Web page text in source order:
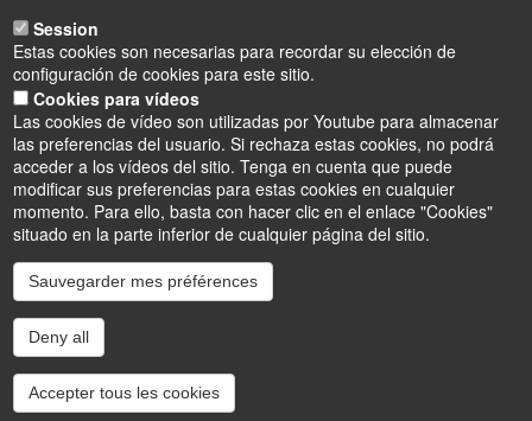
Adresse postale
IUT d'Orléans
rue d'Amboise
45067 Orléans Cedex 2 - France
InstagramLinkedInYoutube
Accessibilité : partiellement conforme
Cookies
Intranet
Session
Estas cookies son necesarias para recordar su elección de
configuración de cookies para este sitio.
Cookies para vídeos
Las cookies de vídeo son utilizadas por Youtube para almacenar
las preferencias del usuario. Si rechaza estas cookies, no podrá
acceder a los vídeos del sitio. Tenga en cuenta que puede
modificar sus preferencias para estas cookies en cualquier
momento. Para ello, basta con hacer clic en el enlace "Cookies"
situado en la parte inferior de cualquier página del sitio.
Sauvegarder mes préférences
Deny all
Accepter tous les cookies